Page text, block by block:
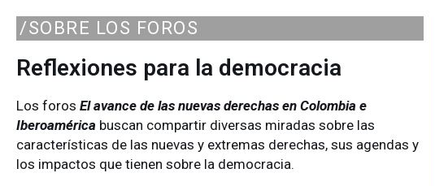
/SOBRE LOS FOROS
Reflexiones para la democracia
Los foros El avance de las nuevas derechas en Colombia e
Iberoamérica buscan compartir diversas miradas sobre las
características de las nuevas y extremas derechas, sus agendas y
los impactos que tienen sobre la democracia.